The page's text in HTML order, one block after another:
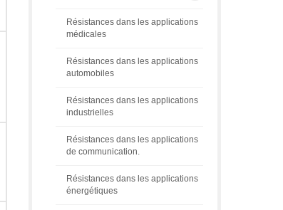
Résistances dans les applications
médicales
Résistances dans les applications
automobiles
Résistances dans les applications
industrielles
Résistances dans les applications
de communication.
Résistances dans les applications
énergétiques